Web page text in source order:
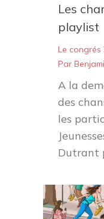
Les
playlist
Le congrés
Par
A la
des
les
Dutrant